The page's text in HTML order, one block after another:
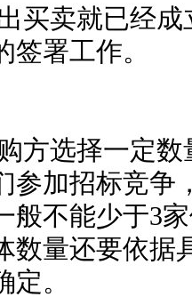
买卖就已经
署工作。
方选择一定
参加招标竞争
般不能少于3
数量还要依据
。